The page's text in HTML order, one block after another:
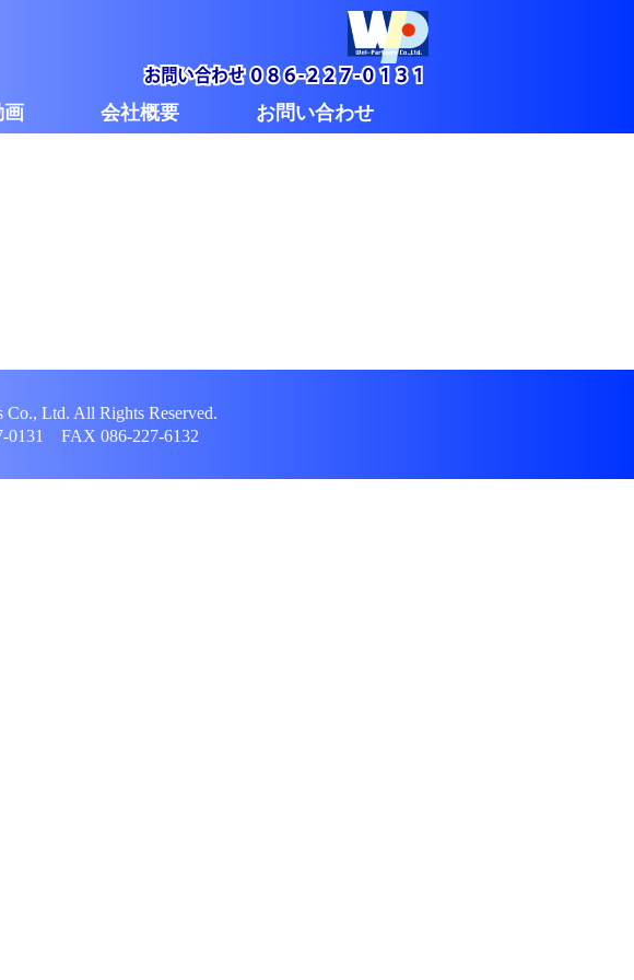
画 会社概要 お問い合わせ
Ltd. All Rights Reserved.
FAX 086-227-6132